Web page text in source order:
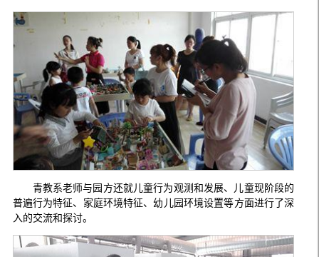
青教系老师与园方还就儿童行为观测和发展、儿童现阶段的
普遍行为特征、家庭环境特征、幼儿园环境设置等方面进行了深
入的交流和探讨。